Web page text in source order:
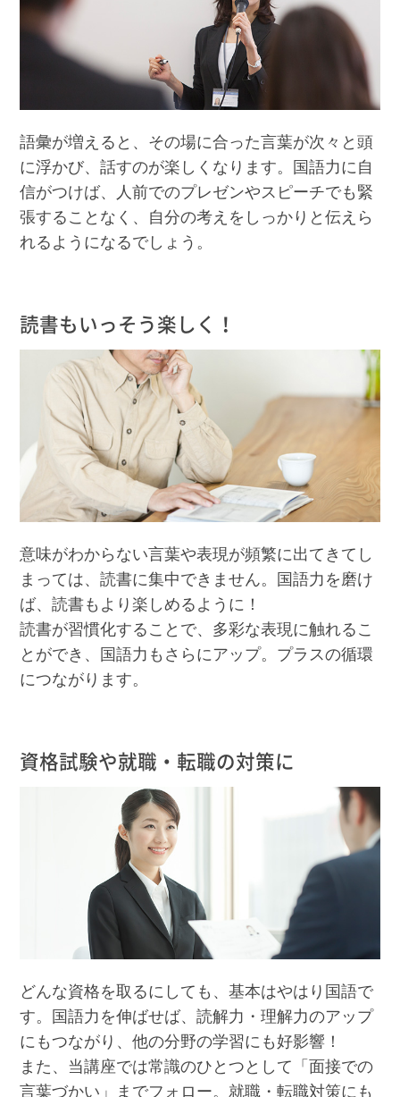
語彙が増えると、その場に合った言葉が次々と頭
に浮かび、話すのが楽しくなります。国語力に自
信がつけば、人前でのプレゼンやスピーチでも緊
張することなく、自分の考えをしっかりと伝えら
れるようになるでしょう。
読書もいっそう楽しく！
意味がわからない言葉や表現が頻繁に出てきてし
まっては、読書に集中できません。国語力を磨け
ば、読書もより楽しめるように！
読書が習慣化することで、多彩な表現に触れるこ
とができ、国語力もさらにアップ。プラスの循環
につながります。
資格試験や就職・転職の対策に
どんな資格を取るにしても、基本はやはり国語で
す。国語力を伸ばせば、読解力・理解力のアップ
にもつながり、他の分野の学習にも好影響！
また、当講座では常識のひとつとして「面接での
言葉づかい」までフォロー。就職・転職対策にも